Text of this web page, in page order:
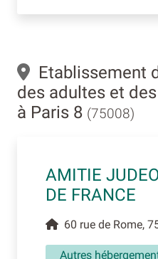
Etablissement
des adultes et
à Paris 8 (75008)
AMITIE
DE FRANCE
60 rue de Rome,
Autres